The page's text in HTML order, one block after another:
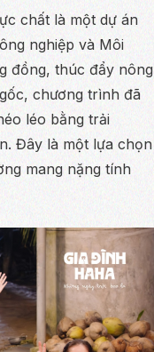
chất là một dự án
nghiệp và Môi
đồng, thúc đẩy nông
chương trình đã
léo bằng trải
Đây là một lựa chọn
mang nặng tính